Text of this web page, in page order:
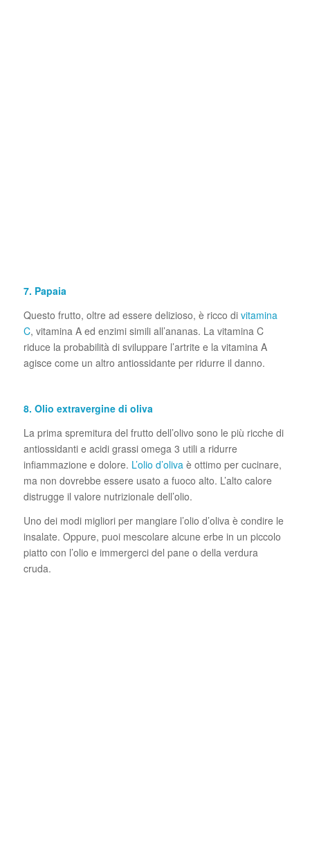
7. Papaia
Questo frutto, oltre ad essere delizioso, è ricco di vitamina
C, vitamina A ed enzimi simili all’ananas. La vitamina C
riduce la probabilità di sviluppare l’artrite e la vitamina A
agisce come un altro antiossidante per ridurre il danno.
8. Olio extravergine di oliva
La prima spremitura del frutto dell’olivo sono le più ricche di
antiossidanti e acidi grassi omega 3 utili a ridurre
infiammazione e dolore. L’olio d’olivaè ottimo per cucinare,
ma non dovrebbe essere usato a fuoco alto. L’alto calore
distrugge il valore nutrizionale dell’olio.
Uno dei modi migliori per mangiare l’olio d’oliva è condire le
insalate. Oppure, puoi mescolare alcune erbe in un piccolo
piatto con l’olio e immergerci del pane o della verdura
cruda.